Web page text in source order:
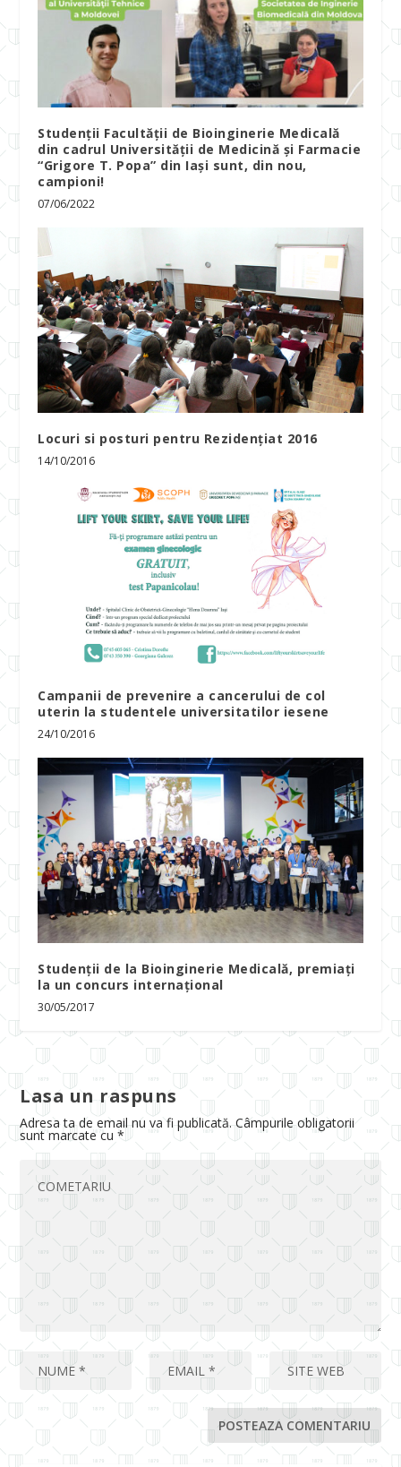
Studenţii Facultăţii de Bioinginerie Medicală
din cadrul Universităţii de Medicină şi Farmacie
“Grigore T. Popa” din Iaşi sunt, din nou,
campioni!
07/06/2022
Locuri si posturi pentru Rezidențiat 2016
14/10/2016
Campanii de prevenire a cancerului de col
uterin la studentele universitatilor iesene
24/10/2016
Studenții de la Bioinginerie Medicală, premiați
la un concurs internațional
30/05/2017
Lasa un raspuns
Adresa ta de email nu va fi publicată. Câmpurile obligatorii
sunt marcate cu*